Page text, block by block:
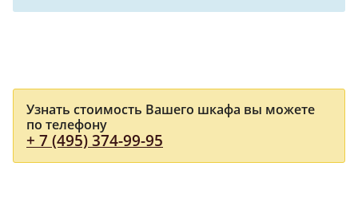
Узнать стоимость Вашего шкафа вы можете
по телефону
+ 7 (495) 374-99-95